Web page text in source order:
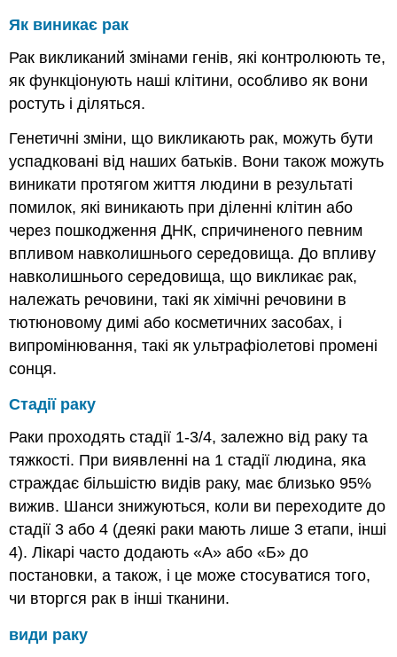
Як виникає рак
Рак викликаний змінами генів, які контролюють те,
як функціонують наші клітини, особливо як вони
ростуть і діляться.
Генетичні зміни, що викликають рак, можуть бути
успадковані від наших батьків. Вони також можуть
виникати протягом життя людини в результаті
помилок, які виникають при діленні клітин або
через пошкодження ДНК, спричиненого певним
впливом навколишнього середовища. До впливу
навколишнього середовища, що викликає рак,
належать речовини, такі як хімічні речовини в
тютюновому димі або косметичних засобах, і
випромінювання, такі як ультрафіолетові промені
сонця.
Стадії раку
Раки проходять стадії 1-3/4, залежно від раку та
тяжкості. При виявленні на 1 стадії людина, яка
страждає більшістю видів раку, має близько 95%
вижив. Шанси знижуються, коли ви переходите до
стадії 3 або 4 (деякі раки мають лише 3 етапи, інші
4). Лікарі часто додають «А» або «Б» до
постановки, а також, і це може стосуватися того,
чи вторгся рак в інші тканини.
види раку